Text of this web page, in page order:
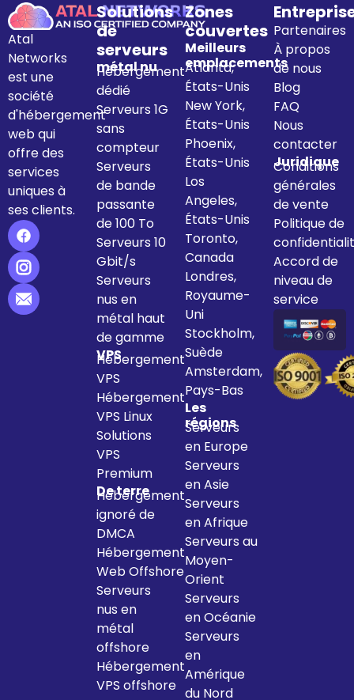
Atal
Networks
est une
société
d'hébergement
web qui
offre des
services
uniques à
ses clients.
Solutions
de
serveurs
métal nu
Hébergement
dédié
Serveurs 1G
sans
compteur
Serveurs
de bande
passante
de 100 To
Serveurs 10
Gbit/s
Serveurs
nus en
métal haut
de gamme
VPS
Hébergement
VPS
Hébergement
VPS Linux
Solutions
VPS
Premium
De terre
Hébergement
ignoré de
DMCA
Hébergement
Web Offshore
Serveurs
nus en
métal
offshore
Hébergement
VPS offshore
Zones
couvertes
Meilleurs
emplacements
Atlanta,
États-Unis
New York,
États-Unis
Phoenix,
États-Unis
Los
Angeles,
États-Unis
Toronto,
Canada
Londres,
Royaume-
Uni
Stockholm,
Suède
Amsterdam,
Pays-Bas
Les
régions
Serveurs
en Europe
Serveurs
en Asie
Serveurs
en Afrique
Serveurs au
Moyen-
Orient
Serveurs
en Océanie
Serveurs
en
Amérique
du Nord
Partenaires
À propos
de nous
Blog
FAQ
Nous
contacter
Juridique
Conditions
générales
de vente
Politique de
Accord de
niveau de
service